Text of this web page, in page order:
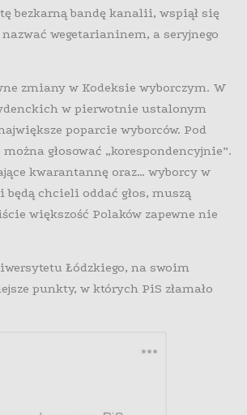
bezkarną bandę kanalii, wspiął się
nazwać wegetarianinem, a seryjnego
zmiany w Kodeksie wyborczym. W
w pierwotnie ustalonym
poparcie wyborców. Pod
głosować „korespondencyjnie”.
kwarantannę oraz… wyborcy w
chcieli oddać głos, muszą
większość Polaków zapewne nie
Łódzkiego, na swoim
punkty, w których PiS złamało